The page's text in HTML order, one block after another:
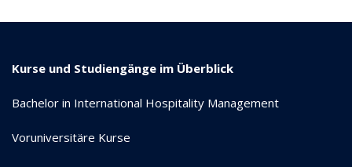
Kurse und Studiengänge im Überblick
Bachelor in International Hospitality Management
Voruniversitäre Kurse